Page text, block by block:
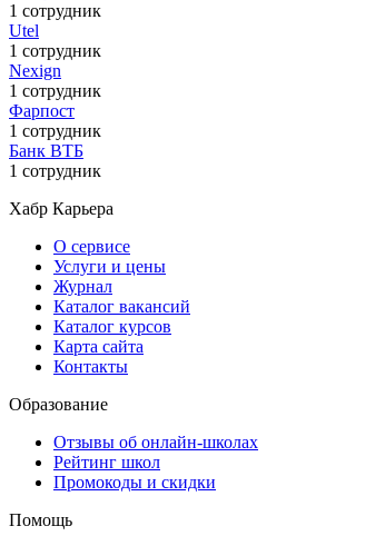
1 сотрудник
Utel
1 сотрудник
Nexign
1 сотрудник
Фарпост
1 сотрудник
Банк ВТБ
1 сотрудник
Хабр Карьера
О сервисе
Услуги и цены
Журнал
Каталог вакансий
Каталог курсов
Карта сайта
Контакты
Образование
Отзывы об онлайн-школах
Рейтинг школ
Промокоды и скидки
Помощь